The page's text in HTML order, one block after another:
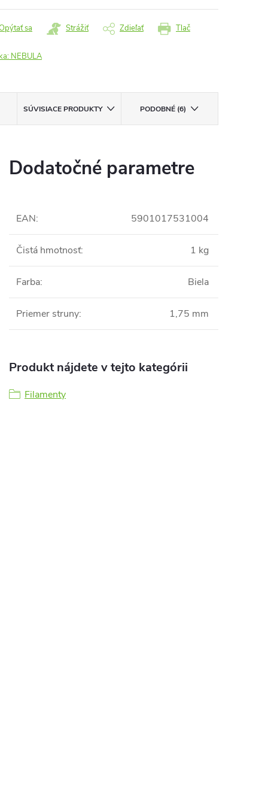
Tlač
sa Strážiť Zdieľať
NEBULA
SÚVISIACE PRODUKTY PODOBNÉ (6)
Dodatočné parametre
EAN: 5901017531004
Čistá hmotnosť: 1 kg
Farba: Biela
Priemer struny: 1,75 mm
Produkt nájdete v tejto kategórii
Filamenty